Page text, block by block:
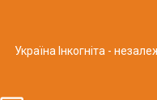
Україна Інкогніта -